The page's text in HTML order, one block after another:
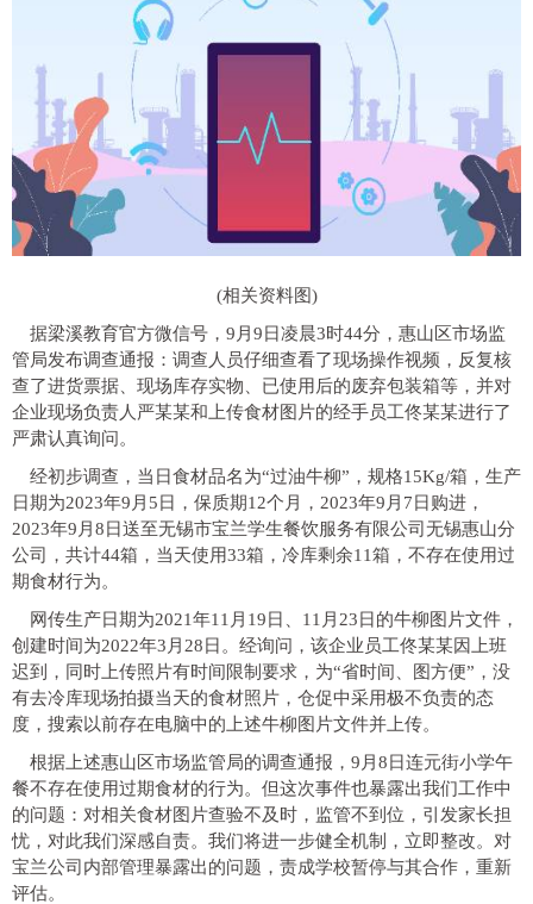
(相关资料图)
据梁溪教育官方微信号，9月9日凌晨3时44分，惠山区市场监
管局发布调查通报：调查人员仔细查看了现场操作视频，反复核
查了进货票据、现场库存实物、已使用后的废弃包装箱等，并对
企业现场负责人严某某和上传食材图片的经手员工佟某某进行了
严肃认真询问。
经初步调查，当日食材品名为“过油牛柳”，规格15Kg/箱，生产
日期为2023年9月5日，保质期12个月，2023年9月7日购进，
2023年9月8日送至无锡市宝兰学生餐饮服务有限公司无锡惠山分
公司，共计44箱，当天使用33箱，冷库剩余11箱，不存在使用过
期食材行为。
网传生产日期为2021年11月19日、11月23日的牛柳图片文件，
创建时间为2022年3月28日。 经询问，该企业员工佟某某因上班
迟到，同时上传照片有时间限制要求，为“省时间、图方便”，没
有去冷库现场拍摄当天的食材照片，仓促中采用极不负责的态
度，搜索以前存在电脑中的上述牛柳图片文件并上传。
根据上述惠山区市场监管局的调查通报，9月8日连元街小学午
餐不存在使用过期食材的行为。但这次事件也暴露出我们工作中
的问题：对相关食材图片查验不及时，监管不到位，引发家长担
忧，对此我们深感自责。我们将进一步健全机制，立即整改。 对
宝兰公司内部管理暴露出的问题 ， 责成学校暂停与其合作 ，重新
评估。